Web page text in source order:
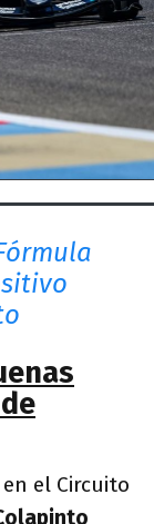
el Circuito